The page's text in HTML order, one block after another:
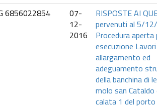
6856022854
07-
12-
2016
RISPOSTE AI
pervenuti al 5/
Procedura aperta
esecuzione
allargamento ed
adeguamento
della banchina di
molo san Cataldo
calata 1 del